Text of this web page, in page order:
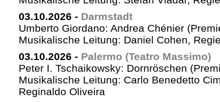
03.10.2026 - Darmstadt
Umberto Giordano: Andrea Chénier
Musikalische Leitung: Daniel Cohen,
03.10.2026 - Palermo (Teatro Massimo)
Peter I. Tschaikowsky: Dornröschen
Musikalische Leitung: Carlo Benedetto
Reginaldo Oliveira